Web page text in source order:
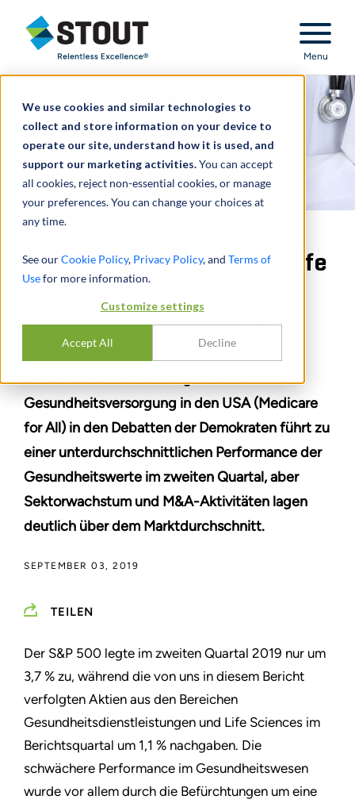
We use cookies and similar technologies to
collect and store information on your device to
operate our site, understand how it is used, and
support our marketing activities.You can accept
all cookies, reject non-essential cookies, or manage
your preferences. You can change your choices at
any time.
See ourCookie Policy, Privacy Policy, and Terms of
Usefor more information.
Customize settings
Accept All Decline
Stout Relentless Excellence
Menu
Gesundheitswesen und Life
Sciences
BRANCHENAKTUALISIERUNG - 2.
QUARTAL 2019
Die Diskussion um eine allgemeine staatliche
Gesundheitsversorgung in den USA (Medicare
for All) in den Debatten der Demokraten führt zu
einer unterdurchschnittlichen Performance der
Gesundheitswerte im zweiten Quartal, aber
Sektorwachstum und M&A-Aktivitäten lagen
deutlich über dem Marktdurchschnitt.
SEPTEMBER 03, 2019
TEILEN
Der S&P 500 legte im zweiten Quartal 2019 nur um
3,7 % zu, während die von uns in diesem Bericht
verfolgten Aktien aus den Bereichen
Gesundheitsdienstleistungen und Life Sciences im
Berichtsquartal um 1,1 % nachgaben. Die
schwächere Performance im Gesundheitswesen
wurde vor allem durch die Befürchtungen um eine